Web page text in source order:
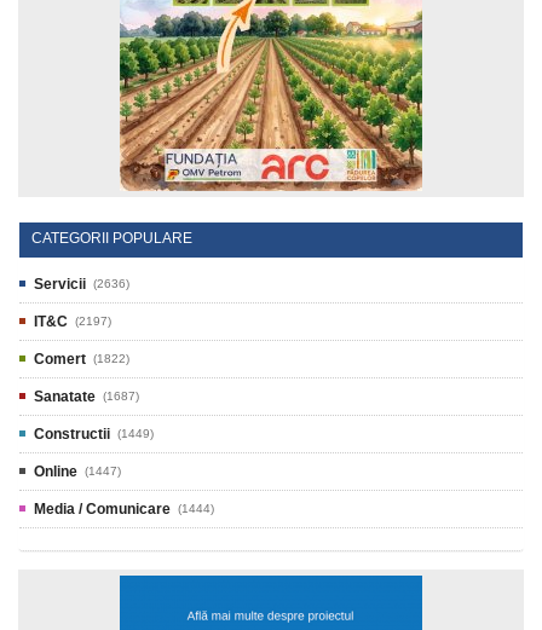
CATEGORII POPULARE
Servicii (2636)
IT&C (2197)
Comert (1822)
Sanatate (1687)
Constructii (1449)
Online (1447)
Media / Comunicare (1444)